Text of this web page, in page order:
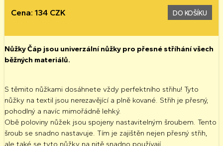
Cena: 134 CZK DO KOŠÍKU
Nůžky Čáp jsou univerzální nůžky pro přesné stříhání všech
běžných materiálů.
S těmito nůžkami dosáhnete vždy perfektního střihu! Tyto
nůžky na textil jsou nerezavějící a plně kované. Střih je přesný,
pohodlný a navíc mimořádně lehký.
Obě poloviny nůžek jsou spojeny nastavitelným šroubem. Tento
šroub se snadno nastavuje. Tím je zajištěn nejen přesný střih,
ale také se tyto nůžky na nitě snadno používají.